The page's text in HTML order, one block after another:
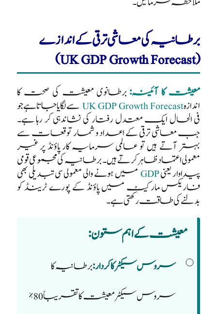
برطانیہ کی معاشی ترقی کے اندازے
(UK GDP Growth Forecast)
معیشت کا آئینہ:برطانوی معیشت کی صحت کا
اندازہUK GDP Growth Forecastسے لگایا جاتا ہے جو
فی الحال ایک معتدل رفتار کی نشاندہی کر رہا ہے۔
جب معاشی ترقی کے اعداد و شمار توقعات سے
بہتر آتے ہیں تو عالمی سرمایہ کار پاؤنڈ پر غیر
معمولی اعتماد ظاہر کرتے ہیں۔ برطانیہ کی مجموعی قومی
پیداوار یعنیGDPمیں ہونے والی معمولی سی تبدیلی بھی
فاریکس مارکیٹ میں پاؤنڈ کے پورے ٹرینڈ کو
بدلنے کی طاقت رکھتی ہے۔
معیشت کے اہم ستون:
سروس سیکٹر کا کردار:برطانیہ کا
سروس سیکٹر معیشت کا تقریباً 80%